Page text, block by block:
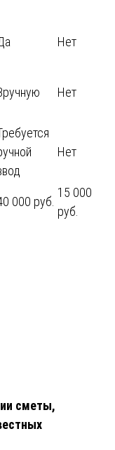
Нет
Нет
Нет
000 руб.
15 000
руб.
сметы,